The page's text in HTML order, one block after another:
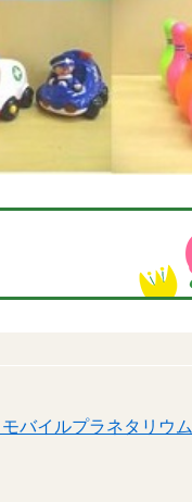
バイルプラネタリウム